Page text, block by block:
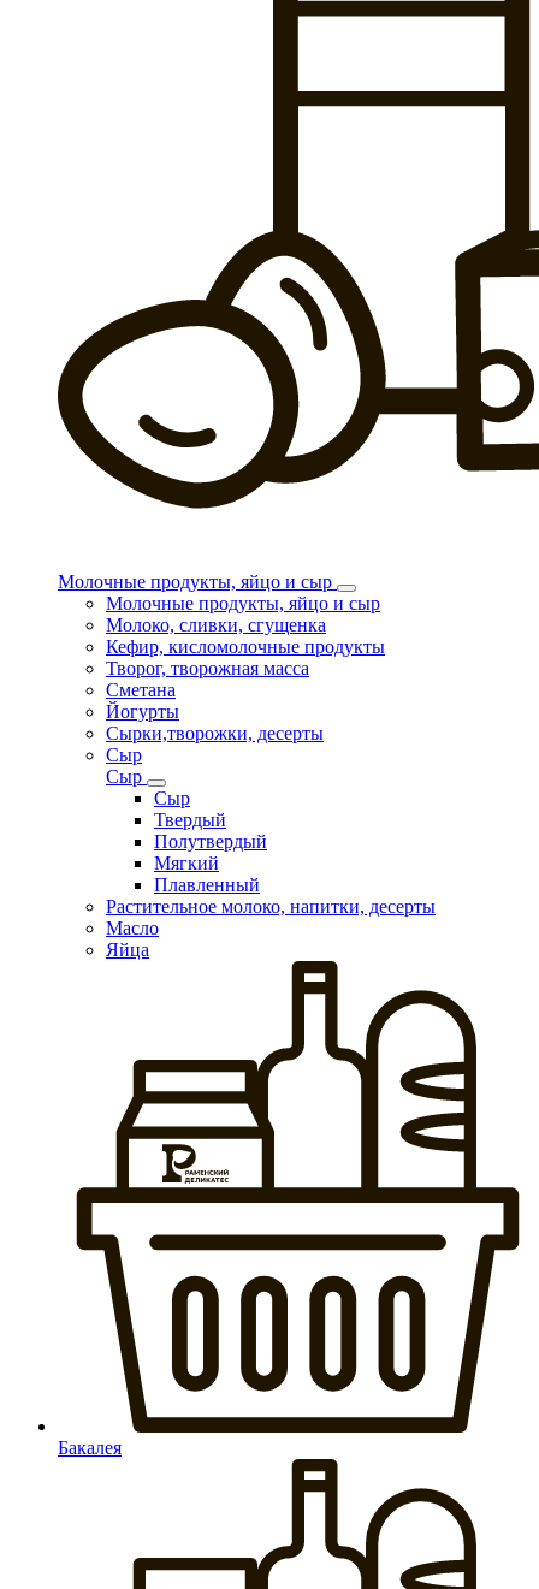
Молочные продукты, яйцо и сыр
Молочные продукты, яйцо и сыр
Молоко, сливки, сгущенка
Кефир, кисломолочные продукты
Творог, творожная масса
Сметана
Йогурты
Сырки,творожки, десерты
Сыр
Сыр
Сыр
Твердый
Полутвердый
Мягкий
Плавленный
Растительное молоко, напитки, десерты
Масло
Яйца
Бакалея